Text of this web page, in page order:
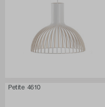
Petite 4610